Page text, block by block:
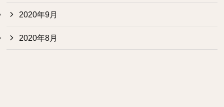
2020年9月
2020年8月